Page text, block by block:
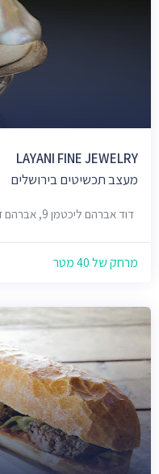
LAYANI FINE JEWELRY
מעצב תכשיטים בירושלים
דוד אברהם ליכטמן 9, אברהם דוד ליכטמן 9, ירושלים
מרחק של 40 מטר